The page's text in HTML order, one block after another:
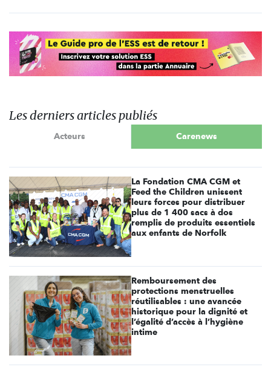
Les derniers articles publiés
Acteurs Carenews
La Fondation CMA CGM et
Feed the Children unissent
leurs forces pour distribuer
plus de 1 400 sacs à dos
remplis de produits essentiels
aux enfants de Norfolk
Remboursement des
protections menstruelles
réutilisables : une avancée
historique pour la dignité et
l’égalité d’accès à l’hygiène
intime